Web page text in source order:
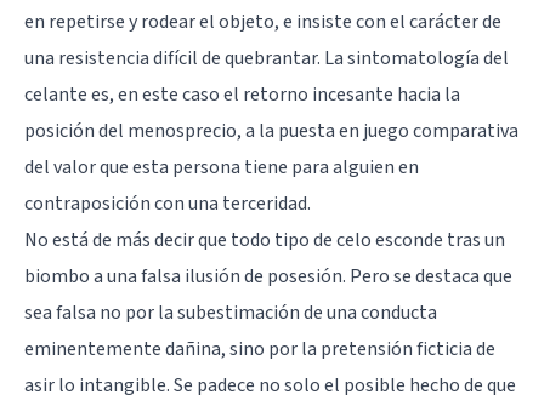
en repetirse y rodear el objeto, e insiste con el carácter de
una resistencia difícil de quebrantar. La sintomatología del
celante es, en este caso el retorno incesante hacia la
posición del menosprecio, a la puesta en juego comparativa
del valor que esta persona tiene para alguien en
contraposición con una terceridad.
No está de más decir que todo tipo de celo esconde tras un
biombo a una falsa ilusión de posesión. Pero se destaca que
sea falsa no por la subestimación de una conducta
eminentemente dañina, sino por la pretensión ficticia de
asir lo intangible. Se padece no solo el posible hecho de que